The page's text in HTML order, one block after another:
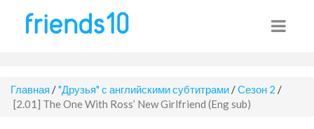
Главная /"Друзья" с английскими субтитрами /Сезон 2 /
[2.01] The One With Ross’ New Girlfriend (Eng sub)